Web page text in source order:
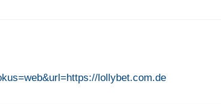
lollybet.com.de